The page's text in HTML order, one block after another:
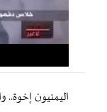
اليمنيون